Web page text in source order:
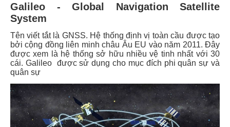
Galileo - Global Navigation Satellite
System
Tên viết tắt là GNSS. Hệ thống định vị toàn cầu được tạo
bởi cộng đồng liên minh châu Âu EU vào năm 2011. Đây
được xem là hệ thống sở hữu nhiều vệ tinh nhất với 30
cái. Galileo được sử dụng cho mục đích phi quân sự và
quân sự